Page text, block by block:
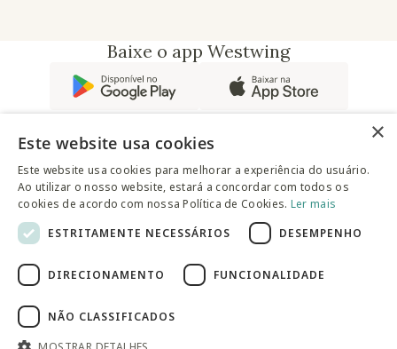
Baixe o app Westwing
@westwingbr
Somos uma empresa certificada
© 2025 Westwing Comércio Varejista S.A WESTWING
Av. Queiroz Filho, 1700 - Torre A 5° andar - Vila Hamburguesa -
São Paulo
×
Este website usa cookies
Este website usa cookies para melhorar a experiência do usuário.
Ao utilizar o nosso website, estará a concordar com todos os
cookies de acordo com nossa Política de Cookies. Ler mais
ESTRITAMENTE NECESSÁRIOS
DESEMPENHO
DIRECIONAMENTO FUNCIONALIDADE
NÃO CLASSIFICADOS